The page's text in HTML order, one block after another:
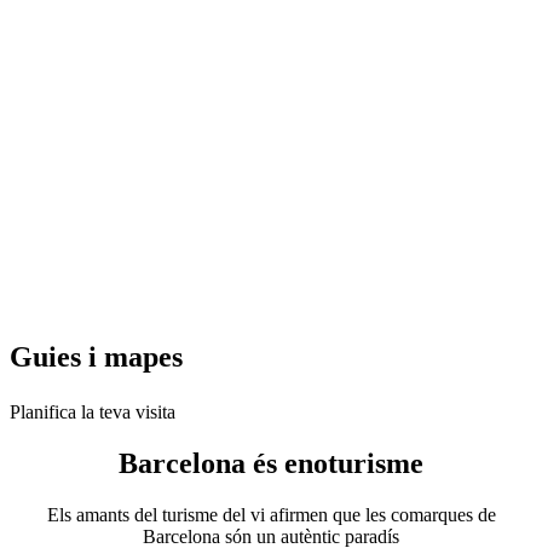
Guies i mapes
Planifica la teva visita
Barcelona és enoturisme
Els amants del turisme del vi afirmen que les comarques de
Barcelona són un autèntic paradís